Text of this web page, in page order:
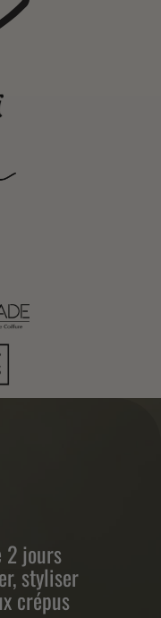
2 jours
styliser
crépus